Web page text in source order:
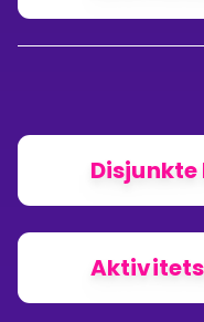
Disjunkte